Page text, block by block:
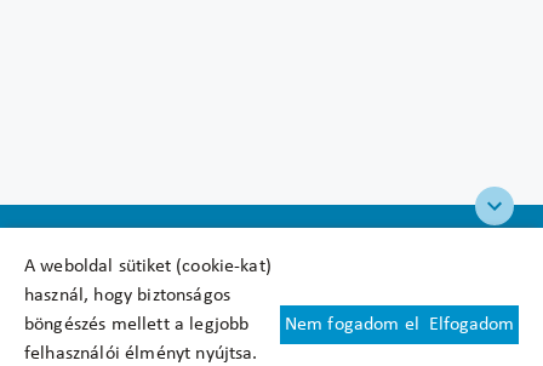
A weboldal sütiket (cookie-kat)
használ, hogy biztonságos
böngészés mellett a legjobb
felhasználói élményt nyújtsa.
Nem fogadom el Elfogadom
Felhasználási feltételek